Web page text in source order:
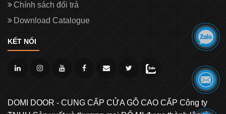
Chính sách đổi trả
Download Catalogue
KẾT NỐI
DOMI DOOR - CUNG CẤP CỬA GỖ CAO CẤP Công ty